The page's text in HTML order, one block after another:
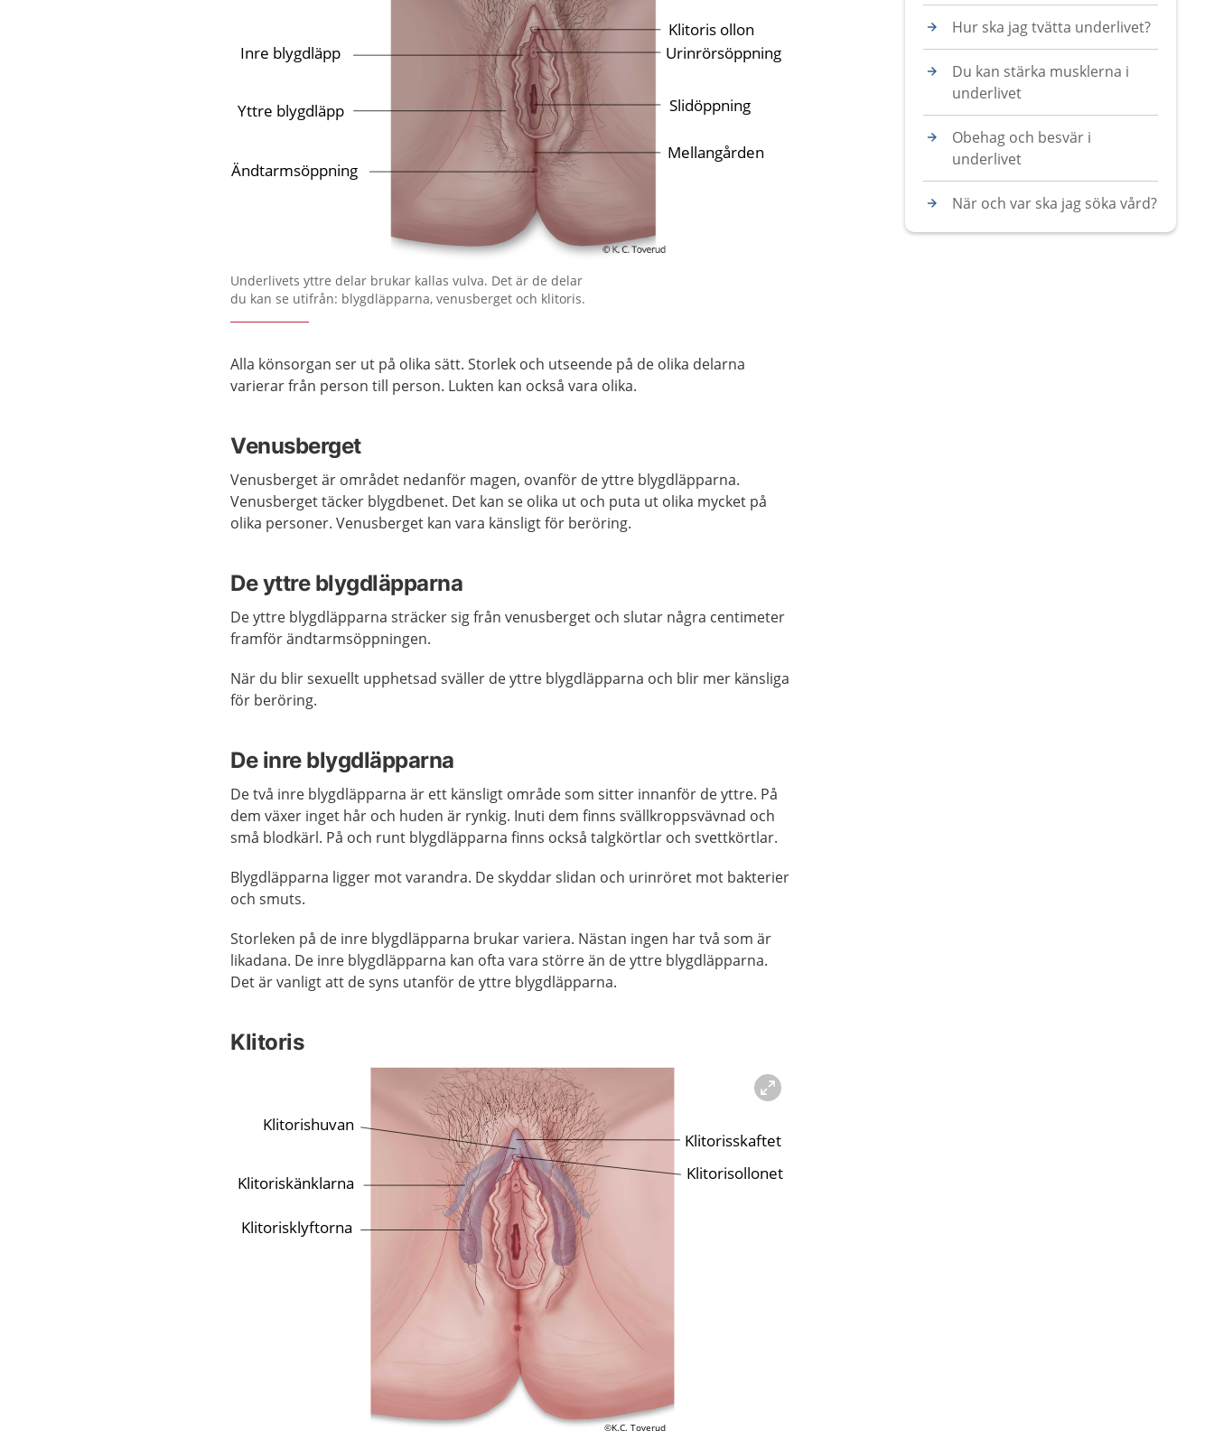
Förstora bilden
Underlivets yttre delar brukar kallas vulva. Det är de delar
du kan se utifrån: blygdläpparna, venusberget och klitoris.
Alla könsorgan ser ut på olika sätt. Storlek och utseende på de olika delarna
varierar från person till person. Lukten kan också vara olika.
Venusberget
Venusberget är området nedanför magen, ovanför de yttre blygdläpparna.
Venusberget täcker blygdbenet. Det kan se olika ut och puta ut olika mycket på
olika personer. Venusberget kan vara känsligt för beröring.
De yttre blygdläpparna
De yttre blygdläpparna sträcker sig från venusberget och slutar några centimeter
framför ändtarmsöppningen.
När du blir sexuellt upphetsad sväller de yttre blygdläpparna och blir mer känsliga
för beröring.
De inre blygdläpparna
De två inre blygdläpparna är ett känsligt område som sitter innanför de yttre. På
dem växer inget hår och huden är rynkig. Inuti dem finns svällkroppsvävnad och
små blodkärl. På och runt blygdläpparna finns också talgkörtlar och svettkörtlar.
Blygdläpparna ligger mot varandra. De skyddar slidan och urinröret mot bakterier
och smuts.
Storleken på de inre blygdläpparna brukar variera. Nästan ingen har två som är
likadana. De inre blygdläpparna kan ofta vara större än de yttre blygdläpparna.
Det är vanligt att de syns utanför de yttre blygdläpparna.
Klitoris
Hur ska jag tvätta underlivet?
Du kan stärka musklerna i
underlivet
Obehag och besvär i
underlivet
När och var ska jag söka vård?